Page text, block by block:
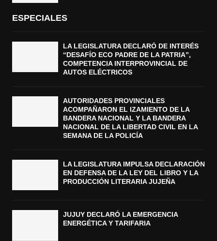
ESPECIALES
LA LEGISLATURA DECLARÓ DE INTERÉS
“DESAFÍO ECO PADRE DE LA PATRIA”,
COMPETENCIA INTERPROVINCIAL DE
AUTOS ELÉCTRICOS
AUTORIDADES PROVINCIALES
ACOMPAÑARON EL IZAMIENTO DE LA
BANDERA NACIONAL Y LA BANDERA
NACIONAL DE LA LIBERTAD CIVIL EN LA
SEMANA DE LA POLICÍA
LA LEGISLATURA IMPULSA DECLARACIÓN
EN DEFENSA DE LA LEY DEL LIBRO Y LA
PRODUCCIÓN LITERARIA JUJEÑA
JUJUY DECLARÓ LA EMERGENCIA
ENERGÉTICA Y TARIFARIA